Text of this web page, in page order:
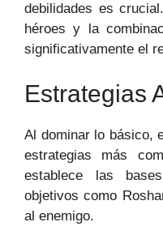
debilidades es
héroes y la
significativamente el
Estrategias
Al dominar lo básico,
estrategias más
establece las
objetivos como
al enemigo.